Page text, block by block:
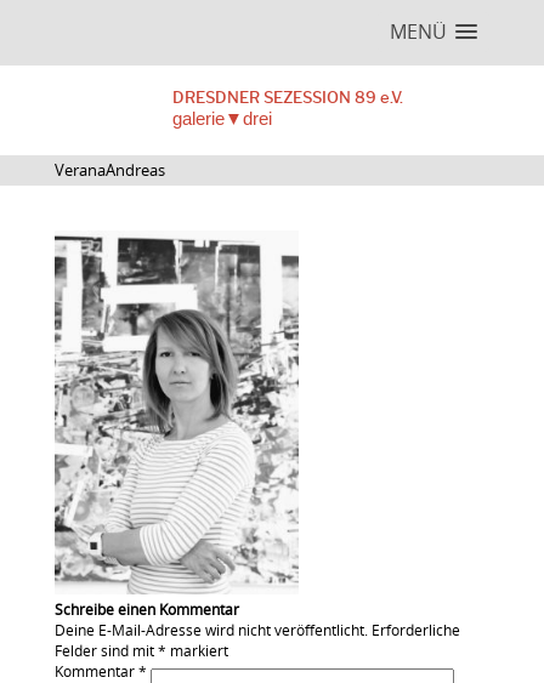
MENÜ
DRESDNER SEZESSION 89 e.V.
galerie▼drei
VeranaAndreas
Schreibe einen Kommentar
Deine E-Mail-Adresse wird nicht veröffentlicht. Erforderliche
Felder sind mit* markiert
Kommentar*